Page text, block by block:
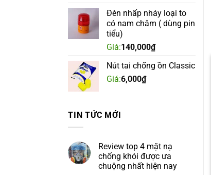
Đèn nhấp nháy loại to
có nam châm ( dùng pin
tiểu)
Giá:140,000₫
Nút tai chống ồn Classic
Giá:6,000₫
TIN TỨC MỚI
Review top 4 mặt nạ
chống khói được ưa
chuộng nhất hiện nay